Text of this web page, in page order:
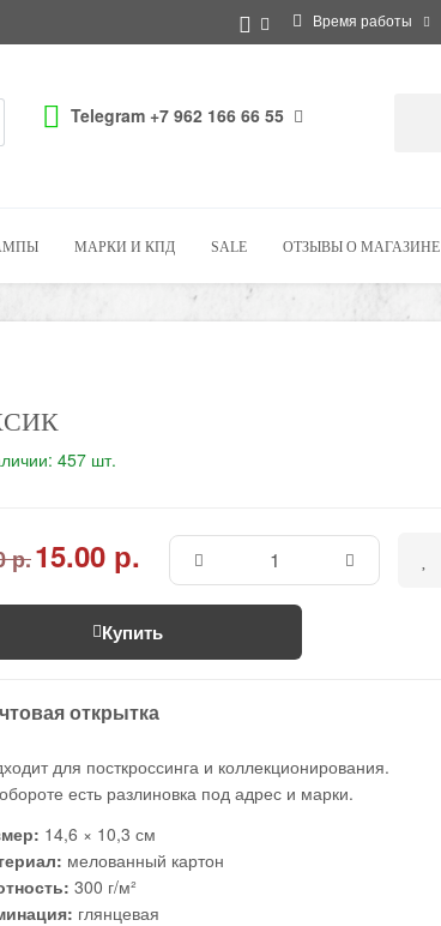
Время работы
Telegram +7 962 166 66 55
МАРКИ И КПД SALE ОТЗЫВЫ О МАГАЗИНЕ
457 шт.
р.15.00 р.
Купить
открытка
для посткроссинга и коллекционирования.
есть разлиновка под адрес и марки.
14,6 × 10,3 см
мелованный картон
300 г/м²
глянцевая